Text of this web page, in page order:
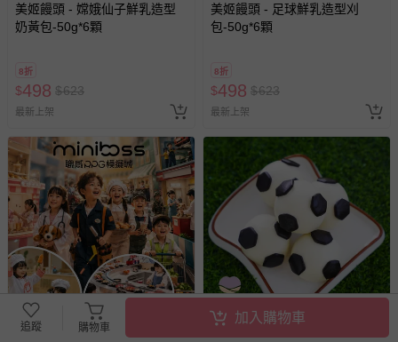
美姬饅頭 - 嫦娥仙子鮮乳造型
奶黃包-50g*6顆
8折
$498 $623
最新上架
美姬饅頭 - 足球鮮乳造型刈
包-50g*6顆
8折
$498 $623
最新上架
追蹤 購物車
加入購物車